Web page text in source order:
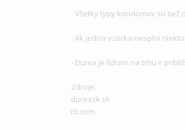
- Všetky typy kondómov sú tiež
- Ak jedna vzorka nesplní
- Durex je lídrom na trhu v
Zdroje:
durexsk.sk
rb.com